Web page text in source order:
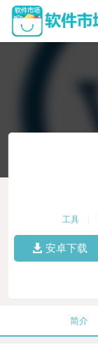
工具
安卓下载
简介